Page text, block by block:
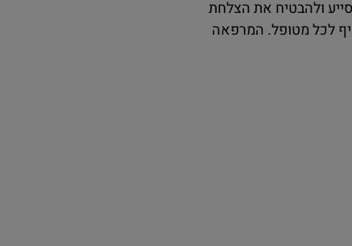
ולהבטיח את הצלחת
לכל מטופל. המרפאה